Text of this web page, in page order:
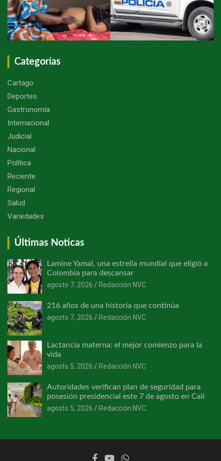
Categorías
Cartago
Deportes
Gastronomía
Internacional
Judicial
Nacional
Política
Reciente
Regional
Salud
Variedades
Últimas Noticas
Lamine Yamal, una estrella mundial que eligió a
Colombia para descansar
agosto 7, 2026
Redacción NVC
216 años de una historia que continúa
agosto 7, 2026
Redacción NVC
Lactancia materna: el mejor comienzo para la
vida
agosto 5, 2026
Redacción NVC
Autoridades verifican plan de seguridad para
posesión presidencial este 7 de agosto en Cali
agosto 5, 2026
Redacción NVC